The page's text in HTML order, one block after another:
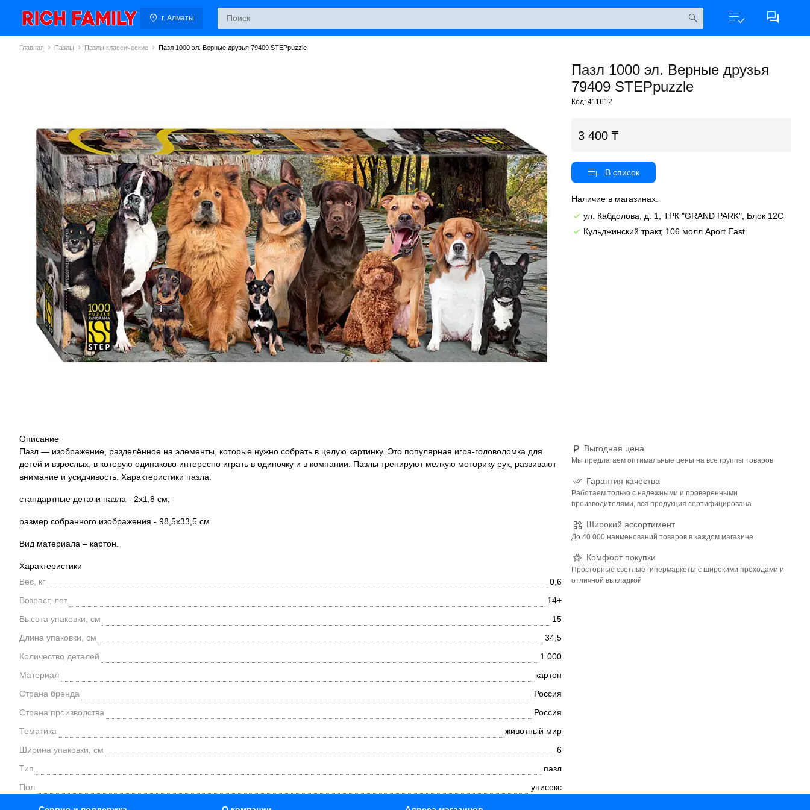
г. Алматы
Главная Пазлы Пазлы классические Пазл 1000 эл. Верные друзья 79409 STEPpuzzle
Пазл 1000 эл. Верные друзья
79409 STEPpuzzle
Код: 411612
3 400
Наличие в магазинах:
ул. Кабдолова, д. 1, ТРК "GRAND PARK", Блок 12C
Кульджинский тракт, 106 молл Aport East
Описание
Пазл — изображение, разделённое на элементы, которые нужно собрать в целую картинку. Это популярная игра-головоломка для
детей и взрослых, в которую одинаково интересно играть в одиночку и в компании. Пазлы тренируют мелкую моторику рук, развивают
внимание и усидчивость. Характеристики пазла:
стандартные детали пазла - 2х1,8 см;
размер собранного изображения - 98,5х33,5 см.
Вид материала – картон.
Выгодная цена
Мы предлагаем оптимальные цены на все группы товаров
Гарантия качества
Работаем только с надежными и проверенными
производителями, вся продукция сертифицирована
Широкий ассортимент
До 40 000 наименований товаров в каждом магазине
Комфорт покупки
Просторные светлые гипермаркеты с широкими проходами и
отличной выкладкой
Характеристики
Вес, кг
0,6
Возраст, лет
14+
Высота упаковки, см
15
Длина упаковки, см
34,5
Количество деталей
1 000
Материал
картон
Страна бренда
Россия
Страна производства
Россия
Тематика
животный мир
Ширина упаковки, см
6
Тип
пазл
Пол
унисекс